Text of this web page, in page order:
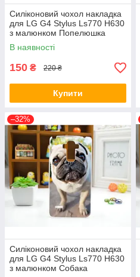
Силіконовий чохол накладка
для LG G4 Stylus Ls770 H630
з малюнком Попелюшка
В наявності
150 ₴ 220 ₴
Купити
–32%
Силіконовий чохол накладка
для LG G4 Stylus Ls770 H630
з малюнком Собака